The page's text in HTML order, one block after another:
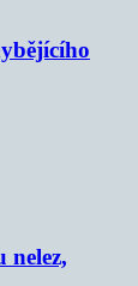
nelez,